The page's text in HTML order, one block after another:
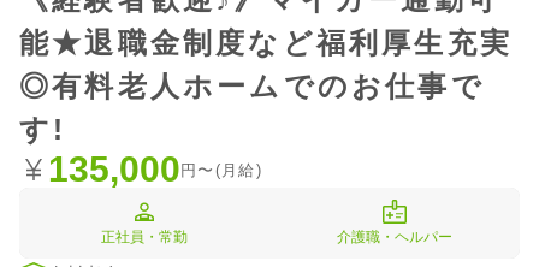
能★退職金制度など福利厚生充実
◎有料老人ホームでのお仕事で
す!
135,000円〜(月給)
正社員・常勤 介護職・ヘルパー